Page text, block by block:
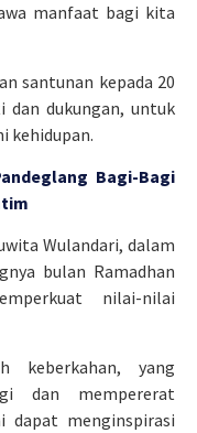
manfaat bagi kita
santunan kepada 20
dan dukungan, untuk
kehidupan.
Bagi-Bagi
Wulandari, dalam
bulan Ramadhan
nilai-nilai
keberkahan, yang
dan mempererat
dapat menginspirasi